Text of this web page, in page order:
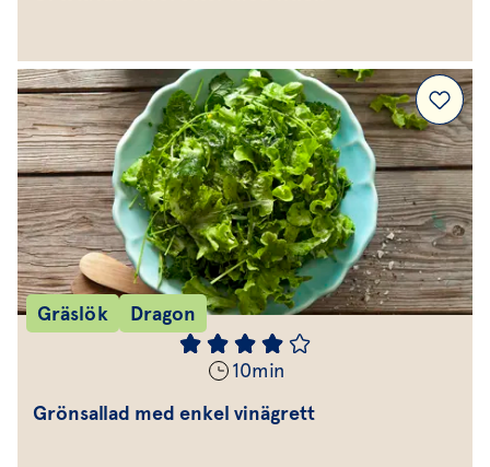
Gräslök Dragon
10min
Grönsallad med enkel vinägrett